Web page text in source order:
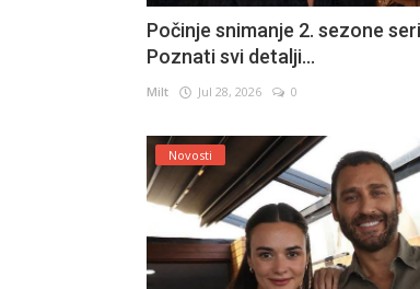
Počinje snimanje 2. sezone
Poznati svi detalji...
Milt Jul 28, 2026 0
Novosti